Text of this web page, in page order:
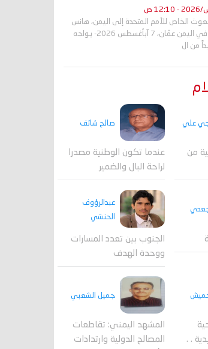
الخاص للأمم المتحدة إلى اليمن، هانس
غروندبرغ، بشأن الوضع في اليمن عمّان، 7 آبأغسطس 2026- يواجه
من ال
علي
من
صالح شائف
عندما تكون الوطنية مصدرا
لراحة البال والضمير
عبدالرؤوف
الحنشي
الجنوب بين تعدد المسارات
ووحدة الهدف
. .
جميل الشعبي
المشهد اليمني: تقاطعات
المصالح الدولية وارتدادات